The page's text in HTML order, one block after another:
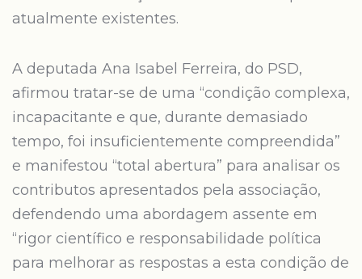
atualmente existentes.
A deputada Ana Isabel Ferreira, do PSD,
afirmou tratar-se de uma “condição complexa,
incapacitante e que, durante demasiado
tempo, foi insuficientemente compreendida”
e manifestou “total abertura” para analisar os
contributos apresentados pela associação,
defendendo uma abordagem assente em
“rigor científico e responsabilidade política
para melhorar as respostas a esta condição de